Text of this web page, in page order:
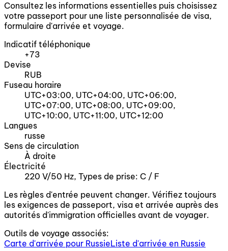
Consultez les informations essentielles puis choisissez
votre passeport pour une liste personnalisée de visa,
formulaire d'arrivée et voyage.
Indicatif téléphonique
+73
Devise
RUB
Fuseau horaire
UTC+03:00, UTC+04:00, UTC+06:00,
UTC+07:00, UTC+08:00, UTC+09:00,
UTC+10:00, UTC+11:00, UTC+12:00
Langues
russe
Sens de circulation
À droite
Électricité
220 V/50 Hz, Types de prise: C / F
Les règles d'entrée peuvent changer. Vérifiez toujours
les exigences de passeport, visa et arrivée auprès des
autorités d'immigration officielles avant de voyager.
Outils de voyage associés:
Carte d'arrivée pour RussieListe d'arrivée en Russie